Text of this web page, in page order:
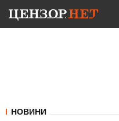
НОВИНИ